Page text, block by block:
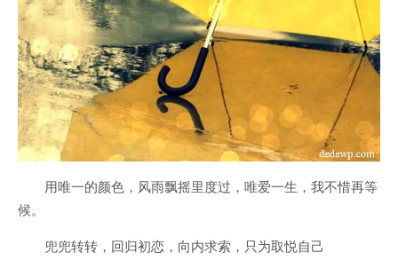
用唯一的颜色，风雨飘摇里度过，唯爱一生，我不惜再等
候。
兜兜转转，回归初恋，向内求索，只为取悦自己